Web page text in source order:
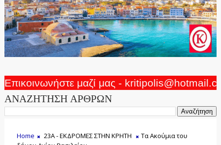
Επικοινωνήστε μαζί μας -
ΑΝΑΖΗΤΗΣΗ ΑΡΘΡΩΝ
Home 23Α - ΕΚΔΡΟΜΕΣ ΣΤΗΝ ΚΡΗΤΗ
Τα Ακούμια του